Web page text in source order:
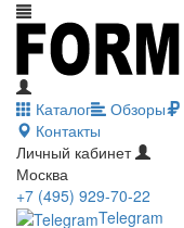
Каталог Обзоры
Контакты
Личный кабинет
Москва
+7 (495) 929-70-22
Telegram